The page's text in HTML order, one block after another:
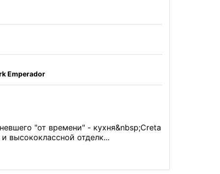
"от времени" - кухня&nbsp;Creta
высококлассной отделк...
Emperador